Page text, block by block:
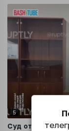
5
Суд отправил в